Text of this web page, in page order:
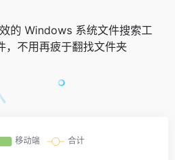
的 Windows 系统文件搜索工
，不用再疲于翻找文件夹